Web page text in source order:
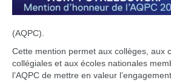
(AQPC).
Cette mention permet aux collèges, aux
collégiales et aux écoles nationales
l’AQPC de mettre en valeur